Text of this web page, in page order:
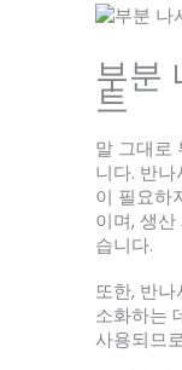
부분
트
말 그대로
니다. 반
이 필요하
이며, 생
습니다.
또한, 반
소화하는
사용되므